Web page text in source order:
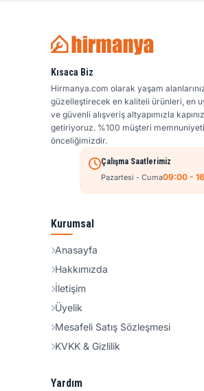
Kısaca Biz
Hirmanya.com olarak yaşam
güzelleştirecek en kaliteli ürünleri, en
ve güvenli alışveriş altyapımızla
getiriyoruz. %100 müşteri memnuniyeti
önceliğimizdir.
Çalışma Saatlerimiz
Pazartesi - Cuma09:00 -
Kurumsal
Anasayfa
Hakkımızda
İletişim
Üyelik
Mesafeli Satış Sözleşmesi
KVKK & Gizlilik
Yardım